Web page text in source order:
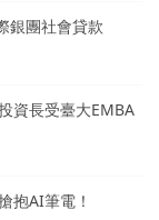
銀團社會貸款
資長受臺大EMBA
抱AI筆電！